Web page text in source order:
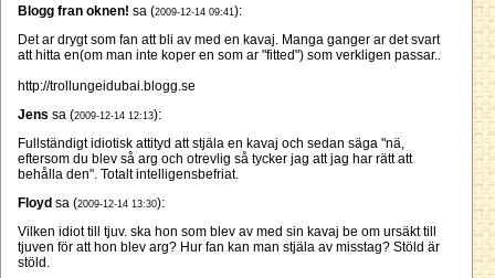
Blogg fran oknen! sa (2009-12-14 09:41):
Det ar drygt som fan att bli av med en kavaj. Manga ganger ar det svart
att hitta en(om man inte koper en som ar "fitted") som verkligen passar..
http://trollungeidubai.blogg.se
Jens sa (2009-12-14 12:13):
Fullständigt idiotisk attityd att stjäla en kavaj och sedan säga "nä,
eftersom du blev så arg och otrevlig så tycker jag att jag har rätt att
behålla den". Totalt intelligensbefriat.
Floyd sa (2009-12-14 13:30):
Vilken idiot till tjuv. ska hon som blev av med sin kavaj be om ursäkt till
tjuven för att hon blev arg? Hur fan kan man stjäla av misstag? Stöld är
stöld.